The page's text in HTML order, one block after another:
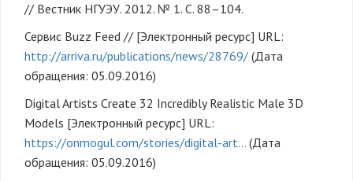
// Вестник НГУЭУ. 2012. № 1. С. 88–104.
Сервис Buzz Feed // [Электронный ресурс] URL:
http://arriva.ru/publications/news/28769/ (Дата
обращения: 05.09.2016)
Digital Artists Create 32 Incredibly Realistic Male 3D
Models [Электронный ресурс] URL:
https://onmogul.com/stories/digital-art… (Дата
обращения: 05.09.2016)